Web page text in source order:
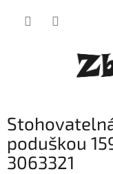
poduškou
3063321